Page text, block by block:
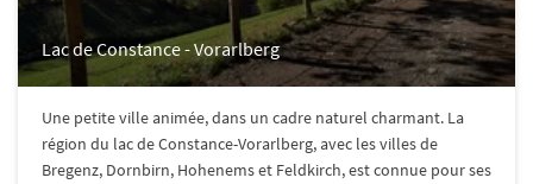
Lac de Constance - Vorarlberg
Une petite ville animée, dans un cadre naturel charmant. La
région du lac de Constance-Vorarlberg, avec les villes de
Bregenz, Dornbirn, Hohenems et Feldkirch, est connue pour ses